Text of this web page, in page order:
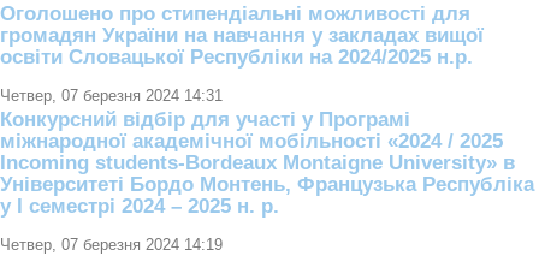
Оголошено про стипендіальні можливості для
громадян України на навчання у закладах вищої
освіти Словацької Республіки на 2024/2025 н.р.
Четвер, 07 березня 2024 14:31
Конкурсний відбір для участі у Програмі
міжнародної академічної мобільності «2024 / 2025
Incoming students-Bordeaux Montaigne University» в
Університеті Бордо Монтень, Французька Республіка
у І семестрі 2024 – 2025 н. р.
Четвер, 07 березня 2024 14:19